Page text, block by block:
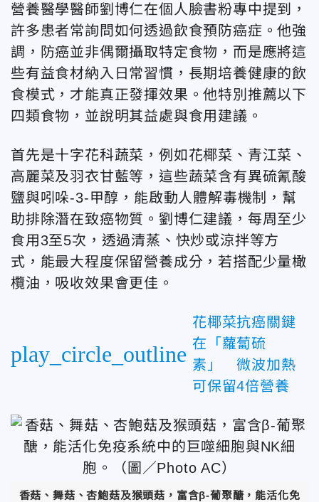
營養醫學醫師劉博仁在個人臉書粉專中提到，
許多患者常詢問如何透過飲食預防癌症。他強
調，防癌並非偶爾攝取特定食物，而是應將這
些有益食材納入日常習慣，長期培養健康的飲
食模式，才能真正發揮效果。他特別推薦以下
四類食物，並說明其益處與食用建議。
首先是十字花科蔬菜，例如花椰菜、青江菜、
高麗菜及羽衣甘藍等，這些蔬菜含有異硫氰酸
鹽與吲哚-3-甲醇，能啟動人體解毒機制，幫
助排除潛在致癌物質。劉博仁建議，每周至少
食用3至5次，透過清蒸、快炒或涼拌等方
式，能最大程度保留營養成分，若搭配少量橄
欖油，吸收效果會更佳。
play_circle_outline
花椰菜抗癌關鍵
在「蘿蔔硫
素」 微波加熱
可保留4倍營養
香菇、舞菇、杏鮑菇及猴頭菇，富含β-葡聚醣，能活化免